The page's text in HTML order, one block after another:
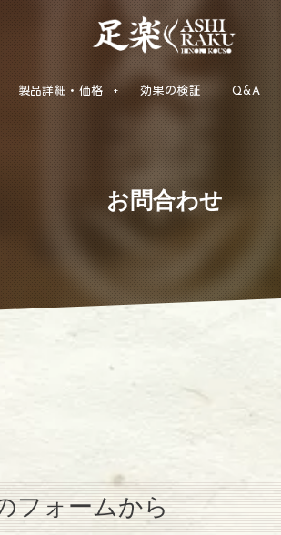
製品詳細・価格 効果の検証 Q&A
お問合わせ
フォームから